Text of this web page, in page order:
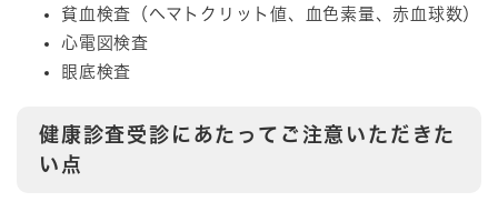
貧血検査（ヘマトクリット値、血色素量、赤血球数）
心電図検査
眼底検査
健康診査受診にあたってご注意いただきた
い点